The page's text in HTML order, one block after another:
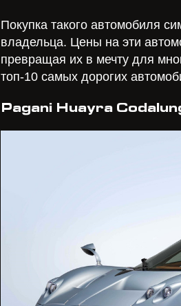
Покупка такого автомобиля
владельца. Цены на эти
превращая их в мечту для
топ-10 самых дорогих
Pagani Huayra